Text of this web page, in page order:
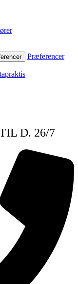
Præferencer
D. 26/7